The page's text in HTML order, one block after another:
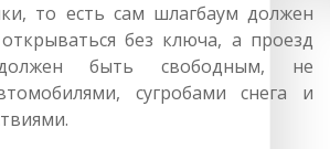
то есть сам шлагбаум должен
без ключа, а проезд
быть свободным, не
сугробами снега и